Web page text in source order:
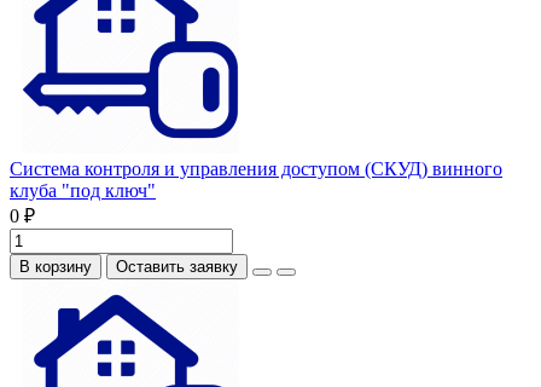
Система контроля и управления доступом (СКУД) винного
клуба "под ключ"
0 ₽
В корзину Оставить заявку